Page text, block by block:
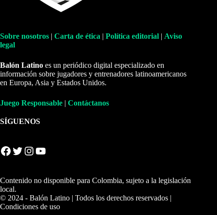
Sobre nosotros | Carta de ética | Política editorial | Aviso
legal
Balón Latino es un periódico digital especializado en
información sobre jugadores y entrenadores latinoamericanos
en Europa, Asia y Estados Unidos.
Juego Responsable | Contáctanos
SÍGUENOS
Facebook Twitter Instagram YouTube
Contenido no disponible para Colombia, sujeto a la legislación
local.
© 2024 - Balón Latino | Todos los derechos reservados |
Condiciones de uso